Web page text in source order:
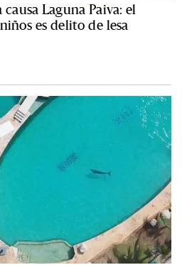
Laguna Paiva: el
es delito de lesa